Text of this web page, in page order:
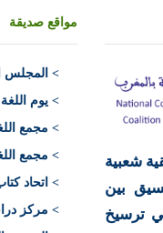
شعبية
بين
ترسيخ
مواقع صديقة
> المجلس
> يوم اللغة
> مجمع
> مجمع
> اتحاد
> مركز